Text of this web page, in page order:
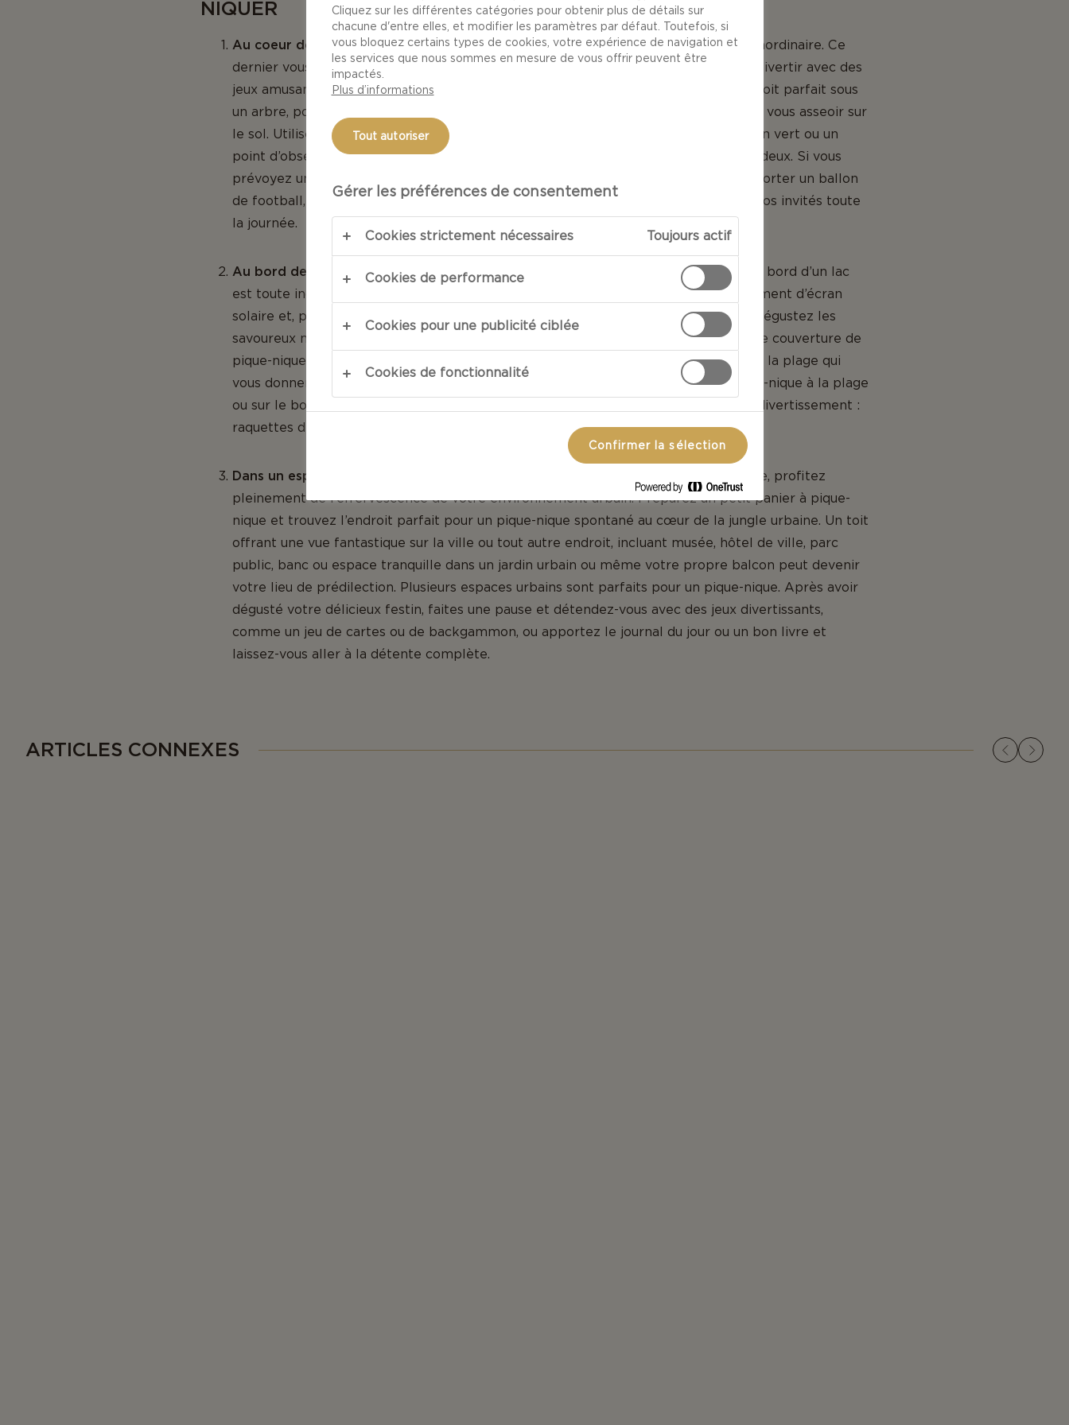
NIQUER
Au coeur de la verdure– Un parc ou une forêt est un lieu de pique-nique vert extraordinaire. Ce
dernier vous donnera beaucoup d’espace pour inviter plusieurs personnes et vous divertir avec des
jeux amusants après avoir dégusté les mets que vous avez préparés. Trouvez l’endroit parfait sous
un arbre, pour un pique-nique à deux intime, ou sur un banc, si vous préférez ne pas vous asseoir sur
le sol. Utilisez l’environnement tout vert pour créer la bonne atmosphère : un gazon vert ou un
point d’observation offrant une vue incroyable pour un pique-nique tranquille pour deux. Si vous
prévoyez un pique-nique au parc avec tous vos parents et amis, n’oubliez pas d’apporter un ballon
de football, un Frisbee, un bâton de baseball ou tout autre objet qui saura divertir vos invités toute
la journée.
Au bord de l’eau
– Une magnifique arrière-scène de cours d’eau à la plage ou sur le bord d’un lac
est toute indiquée pour un pique-nique récréatif. N’oubliez pas d’apporter suffisamment d’écran
solaire et, peut-être, un parasol pour profiter d’un peu d’ombre pendant que vous dégustez les
savoureux mets que vous avez préparés. Pour optimiser l’expérience, installez votre couverture de
pique-nique directement sur le sable mou ou trouvez un endroit un peu plus loin de la plage qui
vous donnera quand même accès à la vue splendide. Que vous optiez pour un pique-nique à la plage
ou sur le bord d’un cours d’eau, n’oubliez pas de faire le plein d’écran solaire et de divertissement :
raquettes de tennis, ballon de plage, Frisbee et, bien sûr, votre maillot de bain.
Dans un espace urbain
– Si vous n’êtes pas entouré d’un espace vert ou d’une plage, profitez
pleinement de l’effervescence de votre environnement urbain. Préparez un petit panier à pique-
nique et trouvez l’endroit parfait pour un pique-nique spontané au cœur de la jungle urbaine. Un toit
offrant une vue fantastique sur la ville ou tout autre endroit, incluant musée, hôtel de ville, parc
public, banc ou espace tranquille dans un jardin urbain ou même votre propre balcon peut devenir
votre lieu de prédilection. Plusieurs espaces urbains sont parfaits pour un pique-nique. Après avoir
dégusté votre délicieux festin, faites une pause et détendez-vous avec des jeux divertissants,
comme un jeu de cartes ou de backgammon, ou apportez le journal du jour ou un bon livre et
laissez-vous aller à la détente complète.
ARTICLES CONNEXES
Cliquez sur les différentes catégories pour obtenir plus de détails sur
chacune d'entre elles, et modifier les paramètres par défaut. Toutefois, si
vous bloquez certains types de cookies, votre expérience de navigation et
les services que nous sommes en mesure de vous offrir peuvent être
impactés.
Plus d’informations
Tout autoriser
Gérer les préférences de consentement
Cookies strictement nécessaires Toujours actif
Cookies de performance
Cookies pour une publicité ciblée
Cookies de fonctionnalité
Confirmer la sélection